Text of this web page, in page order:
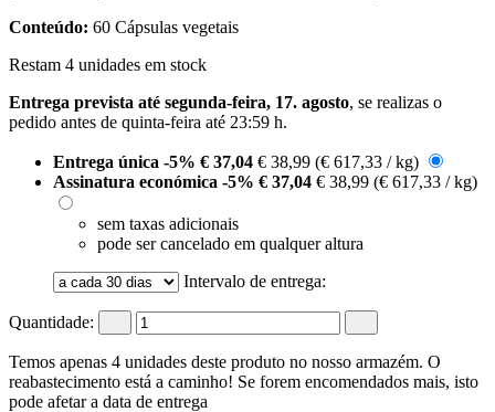
Conteúdo: 60 Cápsulas vegetais
Restam 4 unidades em stock
Entrega prevista até segunda-feira, 17. agosto, se realizas o
pedido antes de quinta-feira até 23:59 h.
Entrega única -5% € 37,04 € 38,99 (€ 617,33 / kg)
Assinatura económica -5% € 37,04 € 38,99 (€ 617,33 / kg)
sem taxas adicionais
pode ser cancelado em qualquer altura
Intervalo de entrega:
Quantidade:
Temos apenas 4 unidades deste produto no nosso armazém. O
reabastecimento está a caminho! Se forem encomendados mais, isto
pode afetar a data de entrega